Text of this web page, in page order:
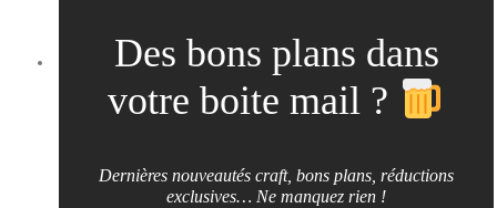
Des bons plans dans
votre boite mail ?
Dernières nouveautés craft, bons plans, réductions
exclusives… Ne manquez rien !